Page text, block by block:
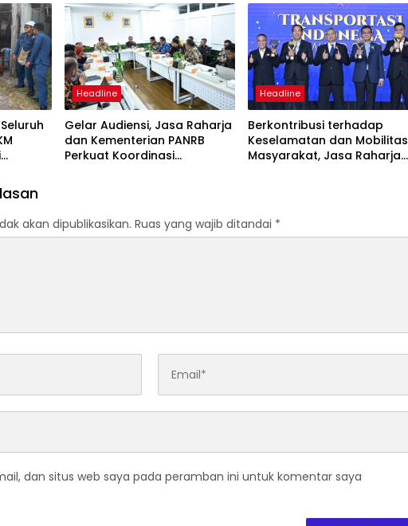
Surabaya
Sentosa II
Headline
Gelar Audiensi, Jasa Raharja
dan Kementerian PANRB
Perkuat Koordinasi
Headline
Berkontribusi terhadap
Keselamatan dan Mobilitas
Masyarakat, Jasa Raharja
akan dipublikasikan. Ruas yang wajib ditandai *
dan situs web saya pada peramban ini untuk komentar saya